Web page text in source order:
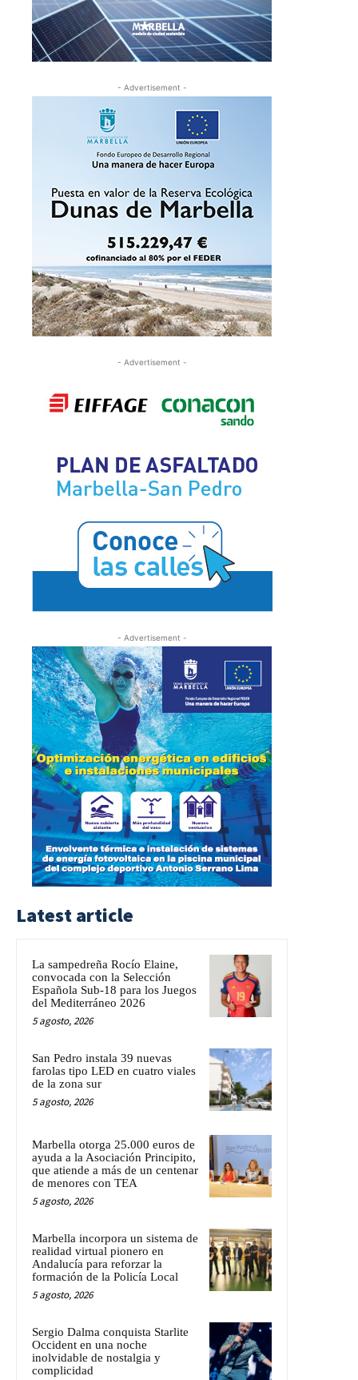
- Advertisement -
- Advertisement -
- Advertisement -
Latest article
La sampedreña Rocío Elaine,
convocada con la Selección
Española Sub-18 para los Juegos
del Mediterráneo 2026
5 agosto, 2026
San Pedro instala 39 nuevas
farolas tipo LED en cuatro viales
de la zona sur
5 agosto, 2026
Marbella otorga 25.000 euros de
ayuda a la Asociación Principito,
que atiende a más de un centenar
de menores con TEA
5 agosto, 2026
Marbella incorpora un sistema de
realidad virtual pionero en
Andalucía para reforzar la
formación de la Policía Local
5 agosto, 2026
Sergio Dalma conquista Starlite
Occident en una noche
inolvidable de nostalgia y
complicidad